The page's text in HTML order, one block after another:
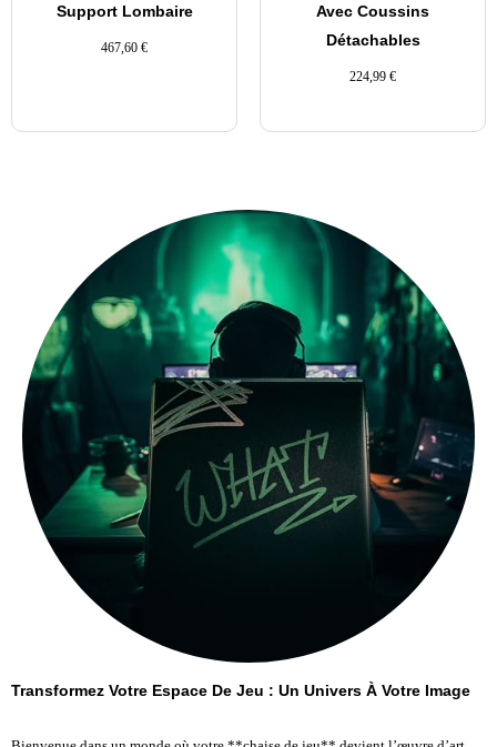
Support Lombaire
467,60 €
Avec Coussins
Détachables
224,99 €
Transformez Votre Espace De Jeu : Un Univers À Votre Image